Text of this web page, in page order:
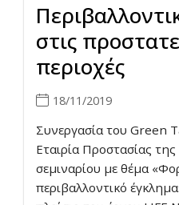
στις
περιοχές
18/11/2019
Συνεργασία του Green
Εταιρία Προστασίας
σεμιναρίου με θέμα
περιβαλλοντικό